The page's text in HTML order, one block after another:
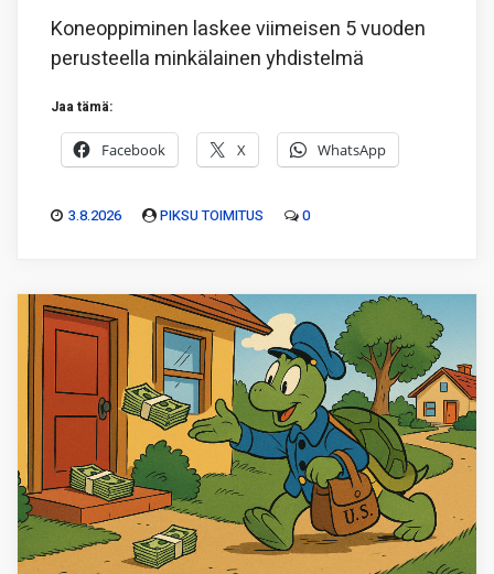
Koneoppiminen laskee viimeisen 5 vuoden
perusteella minkälainen yhdistelmä
Jaa tämä:
Facebook X WhatsApp
3.8.2026 PIKSU TOIMITUS 0